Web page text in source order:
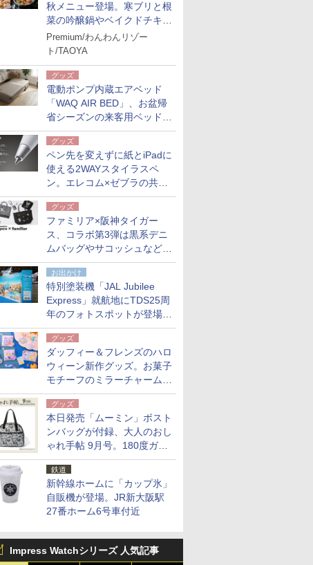
秋メニュー登場。寒ブリと根
菜の吟醸鍋やベイクドチキ
ン、ショコラ＆栗スイーツも
食べ放題に
Premium/わんわんリゾー
ト/TAOYA
グッズ
電動ポンプ内蔵エアベッド
「WAQ AIR BED」、お盆帰
省シーズンの来客用ベッドに
も。使用後は収納バッグでコ
ンパクトに保管
グッズ
ペン先を変えずに紙とiPadに
使える2WAYスタイラスペ
ン。エレコム×ゼブラの共同
開発
グッズ
ファミリア×阪神タイガー
ス、コラボ第3弾は黒系デニ
ムバッグやサコッシュなど6
点。8月21日オンラインスト
アで発売
お出かけ
特別塗装機「JAL Jubilee
Express」就航地にTDS25周
年のフォトスポットが登場。
10月末まで青森空港に
グッズ
ダッフィー＆フレンズのハロ
ウィーン新作グッズ。お菓子
モチーフのミラーチャーム/
デザインポーチほか
グッズ
本日発売「ムーミン」ボスト
ンバッグが付録、大人のおし
ゃれ手帖 9月号。180度ガバ
ッと開いて大容量
鉄道
新幹線ホームに「カップ氷」
自販機が登場。JR新大阪駅
27番ホーム6号車付近
Impress Watchシリーズ 人気記事